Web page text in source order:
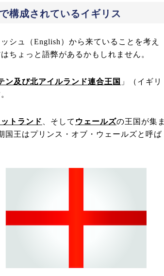
構成されているイギリス
シュ（English）から来ていることを考え
ちょっと語弊があるかもしれません。
ン及び北アイルランド連合王国 」（イギリ
トランド 、そして ウェールズの王国が集ま
王はプリンス・オブ・ウェールズと呼ば